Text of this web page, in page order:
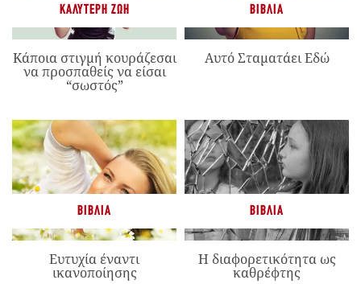
ΚΑΛΎΤΕΡΗ ΖΩΉ
Κάποια στιγμή κουράζεσαι
να προσπαθείς να είσαι
“σωστός”
ΒΙΒΛΊΑ
Αυτό Σταματάει Εδώ
ΒΙΒΛΊΑ
Ευτυχία έναντι
ικανοποίησης
ΒΙΒΛΊΑ
Η διαφορετικότητα ως
καθρέφτης